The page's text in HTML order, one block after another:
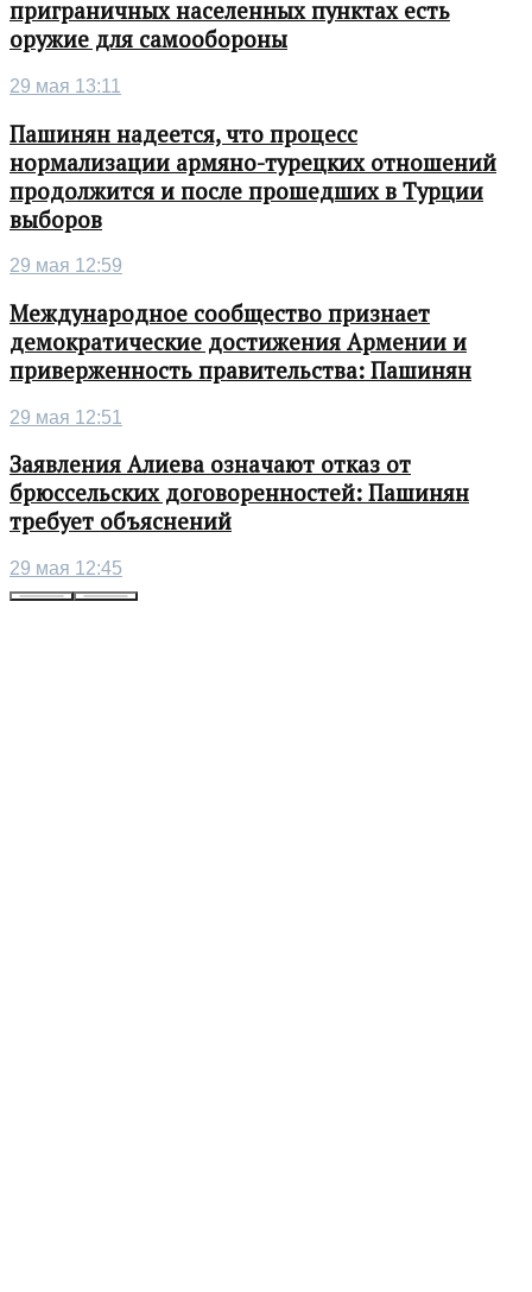
приграничных населенных пунктах есть
оружие для самообороны
29 мая 13:11
Пашинян надеется, что процесс
нормализации армяно-турецких отношений
продолжится и после прошедших в Турции
выборов
29 мая 12:59
Международное сообщество признает
демократические достижения Армении и
приверженность правительства: Пашинян
29 мая 12:51
Заявления Алиева означают отказ от
брюссельских договоренностей: Пашинян
требует объяснений
29 мая 12:45